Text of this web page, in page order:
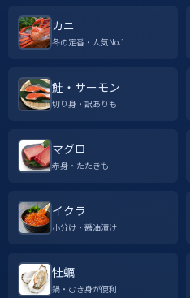
カニ
冬の定番・人気No.1
鮭・サーモン
切り身・訳ありも
マグロ
赤身・たたきも
イクラ
小分け・醤油漬け
牡蠣
鍋・むき身が便利